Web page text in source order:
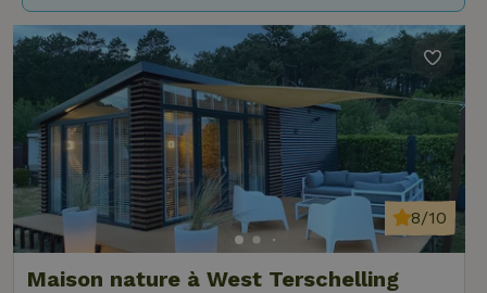
Maison nature à West Terschelling
8/10